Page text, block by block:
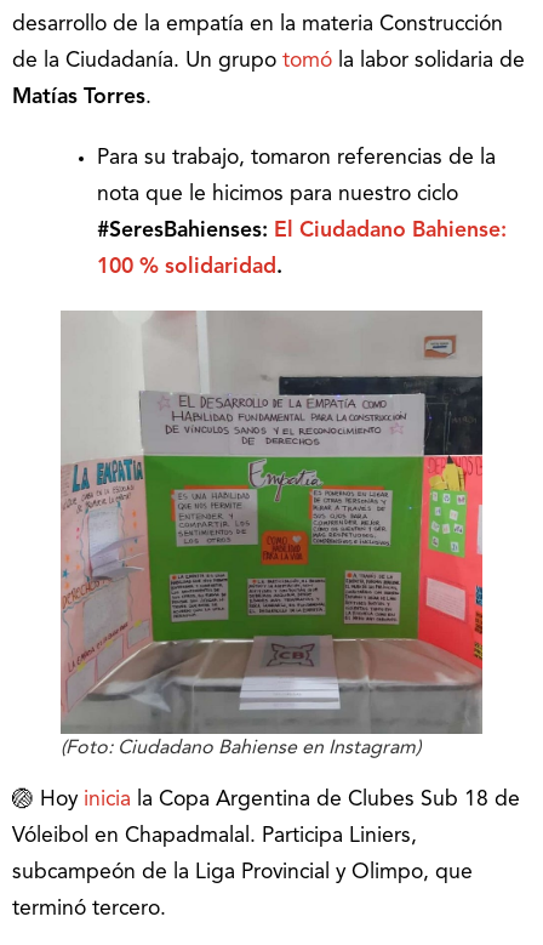
desarrollo de la empatía en la materia Construcción
de la Ciudadanía. Un grupo tomó la labor solidaria de
Matías Torres.
Para su trabajo, tomaron referencias de la
nota que le hicimos para nuestro ciclo
#SeresBahienses: El Ciudadano Bahiense:
100 % solidaridad .
(Foto: Ciudadano Bahiense en Instagram)
🏐 Hoyinicia la Copa Argentina de Clubes Sub 18 de
Vóleibol en Chapadmalal. Participa Liniers,
subcampeón de la Liga Provincial y Olimpo, que
terminó tercero.